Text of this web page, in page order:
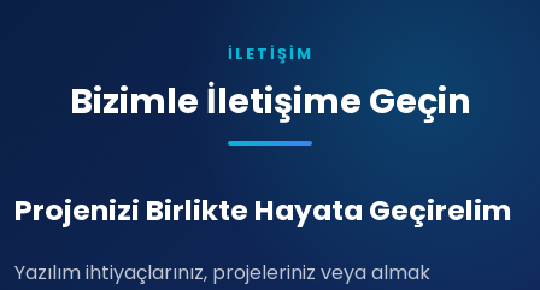
İLETIŞIM
Bizimle İletişime Geçin
Projenizi Birlikte Hayata Geçirelim
Yazılım ihtiyaçlarınız, projeleriniz veya almak